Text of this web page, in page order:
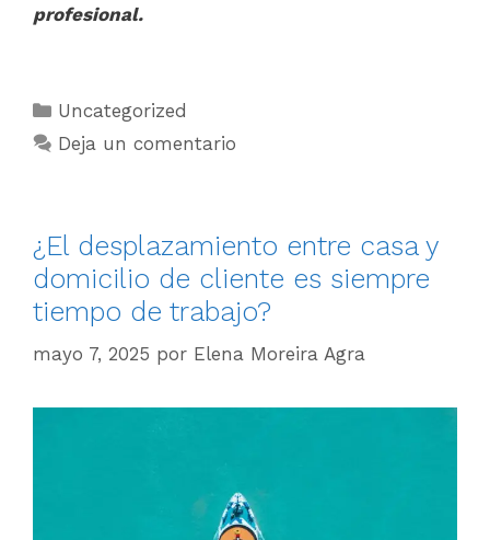
profesional.
Uncategorized
Deja un comentario
¿El desplazamiento entre casa y
domicilio de cliente es siempre
tiempo de trabajo?
mayo 7, 2025 por Elena Moreira Agra